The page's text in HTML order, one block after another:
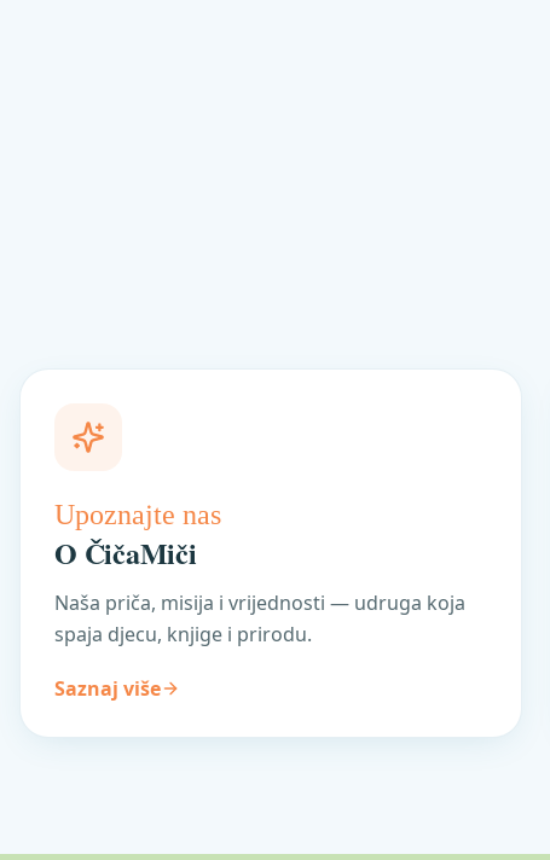
Upoznajte nas
O ČičaMiči
Naša priča, misija i vrijednosti — udruga koja
spaja djecu, knjige i prirodu.
Saznaj više